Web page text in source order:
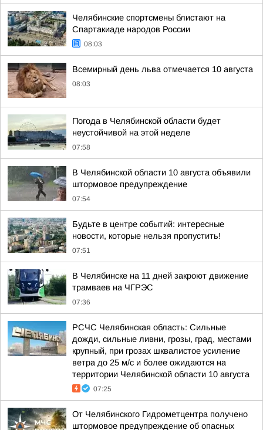
Челябинские спортсмены блистают на
Спартакиаде народов России
08:03
Всемирный день льва отмечается 10 августа
08:03
Погода в Челябинской области будет
неустойчивой на этой неделе
07:58
В Челябинской области 10 августа объявили
штормовое предупреждение
07:54
Будьте в центре событий: интересные
новости, которые нельзя пропустить!
07:51
В Челябинске на 11 дней закроют движение
трамваев на ЧГРЭС
07:36
РСЧС Челябинская область: Сильные
дожди, сильные ливни, грозы, град, местами
крупный, при грозах шквалистое усиление
ветра до 25 м/с и более ожидаются на
территории Челябинской области 10 августа
07:25
От Челябинского Гидрометцентра получено
штормовое предупреждение об опасных